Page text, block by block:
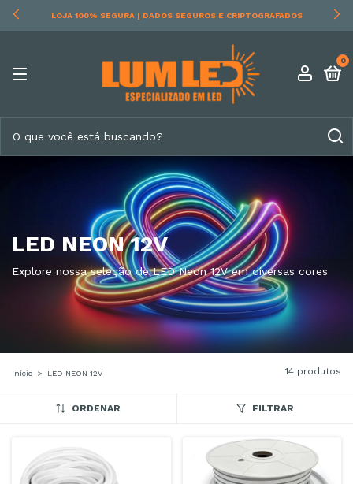
RECEBA EM CASA | ENVIAMOS PARA TODO O BRASIL
0
LED NEON 12V
Explore nossa seleção de LED Neon 12V em diversas cores
Início > LED NEON 12V 14 produtos
ORDENAR FILTRAR